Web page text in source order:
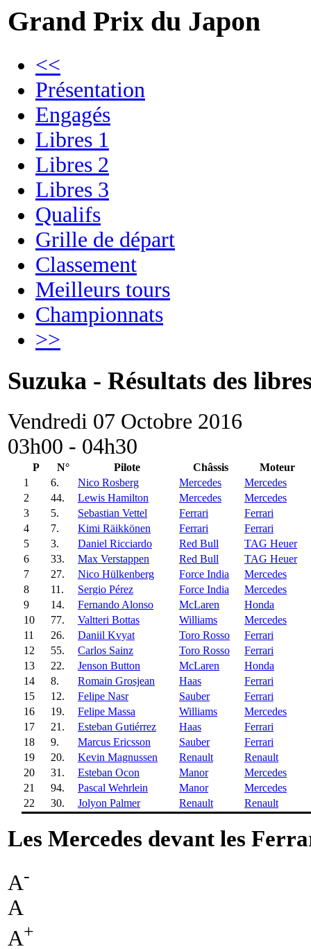
Grand Prix du Japon
<<
Présentation
Engagés
Libres 1
Libres 2
Libres 3
Qualifs
Grille de départ
Classement
Meilleurs tours
Championnats
>>
Suzuka - Résultats des
Vendredi 07 Octobre 2016
03h00 - 04h30
P N° Pilote Châssis
Moteur
1
6. Nico Rosberg Mercedes
Mercedes
2
44. Lewis Hamilton Mercedes
Mercedes
3
5. Sebastian Vettel Ferrari
Ferrari
4
7. Kimi Räikkönen Ferrari
Ferrari
5
3. Daniel Ricciardo Red Bull
TAG Heuer
6
33. Max Verstappen Red Bull
TAG Heuer
7
27. Nico Hülkenberg Force India
Mercedes
8
11. Sergio Pérez Force India
Mercedes
9
14. Fernando Alonso McLaren
Honda
10
77. Valtteri Bottas Williams
Mercedes
11
26. Daniil Kvyat Toro Rosso
Ferrari
12
55. Carlos Sainz Toro Rosso
Ferrari
13
22. Jenson Button McLaren
Honda
14
8. Romain Grosjean Haas
Ferrari
15
12. Felipe Nasr Sauber
Ferrari
16
19. Felipe Massa Williams
Mercedes
17
21. Esteban Gutiérrez Haas
Ferrari
18
9. Marcus Ericsson Sauber
Ferrari
19
20. Kevin Magnussen Renault
Renault
20
31. Esteban Ocon Manor
Mercedes
21
94. Pascal Wehrlein Manor
Mercedes
22
30. Jolyon Palmer Renault Renault
Les Mercedes devant les
A-
A
A+